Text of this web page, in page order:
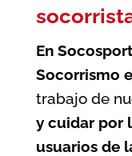
En
Socorrismo
trabajo de
y cuidar por
usuarios de